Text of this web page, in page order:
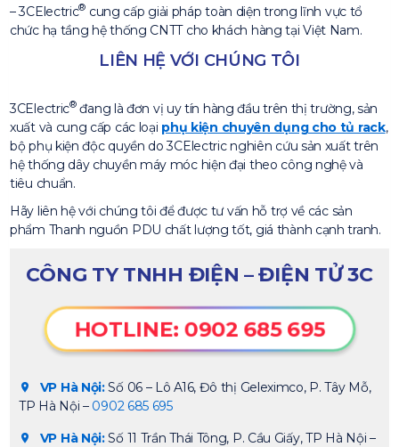
– 3CElectric® cung cấp giải pháp toàn diện trong lĩnh vực tổ
chức hạ tầng hệ thống CNTT cho khách hàng tại Việt Nam.
LIÊN HỆ VỚI CHÚNG TÔI
3CElectric®đang là đơn vị uy tín hàng đầu trên thị trường, sản
xuất và cung cấp các loại phụ kiện chuyên dụng cho tủ rack,
bộ phụ kiện độc quyền do 3CElectric nghiên cứu sản xuất trên
hệ thống dây chuyền máy móc hiện đại theo công nghệ và
tiêu chuẩn.
Hãy liên hệ với chúng tôi để được tư vấn hỗ trợ về các sản
phẩm Thanh nguồn PDU chất lượng tốt, giá thành cạnh tranh.
CÔNG TY TNHH ĐIỆN – ĐIỆN TỬ 3C
HOTLINE: 0902 685 695
VP Hà Nội:Số 06 – Lô A16, Đô thị Geleximco, P. Tây Mỗ,
TP Hà Nội – 0902 685 695
VP Hà Nội:Số 11 Trần Thái Tông, P. Cầu Giấy, TP Hà Nội –